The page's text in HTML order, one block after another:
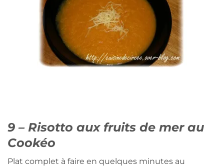
9 – Risotto aux fruits de mer au
Cookéo
Plat complet à faire en quelques minutes au